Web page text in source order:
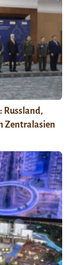
Russland,
Zentralasien